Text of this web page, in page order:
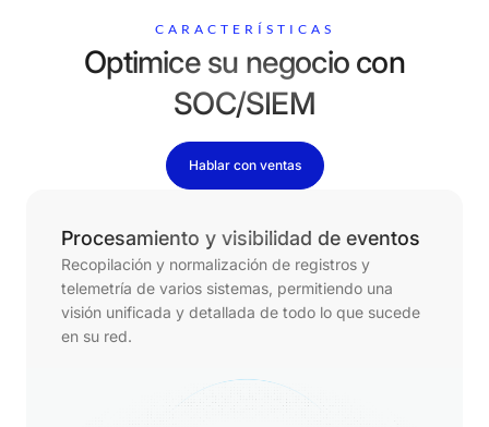
CARACTERÍSTICAS
Optimice su negocio con
SOC/SIEM
Hablar con ventas
Procesamiento y visibilidad de eventos
Recopilación y normalización de registros y
telemetría de varios sistemas, permitiendo una
visión unificada y detallada de todo lo que sucede
en su red.